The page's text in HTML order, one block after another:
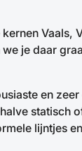
je daar
en
lijntjes